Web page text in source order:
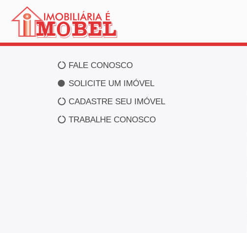
FALE CONOSCO
SOLICITE UM IMÓVEL
CADASTRE SEU IMÓVEL
TRABALHE CONOSCO